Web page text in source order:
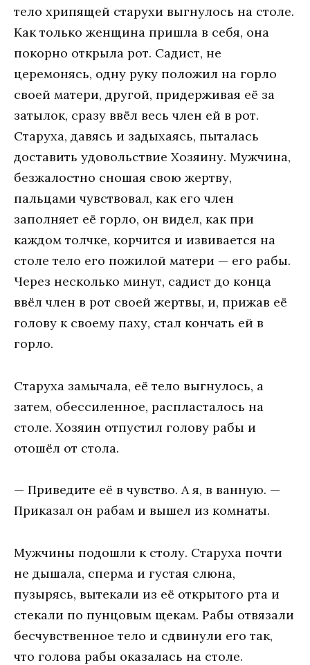
тело хрипящей старухи выгнулось на столе.
Как только женщина пришла в себя, она
покорно открыла рот. Садист, не
церемонясь, одну руку положил на горло
своей матери, другой, придерживая её за
затылок, сразу ввёл весь член ей в рот.
Старуха, давясь и задыхаясь, пыталась
доставить удовольствие Хозяину. Мужчина,
безжалостно сношая свою жертву,
пальцами чувствовал, как его член
заполняет её горло, он видел, как при
каждом толчке, корчится и извивается на
столе тело его пожилой матери — его рабы.
Через несколько минут, садист до конца
ввёл член в рот своей жертвы, и, прижав её
голову к своему паху, стал кончать ей в
горло.
Старуха замычала, её тело выгнулось, а
затем, обессиленное, распласталось на
столе. Хозяин отпустил голову рабы и
отошёл от стола.
— Приведите её в чувство. А я, в ванную. —
Приказал он рабам и вышел из комнаты.
Мужчины подошли к столу. Старуха почти
не дышала, сперма и густая слюна,
пузырясь, вытекали из её открытого рта и
стекали по пунцовым щекам. Рабы отвязали
бесчувственное тело и сдвинули его так,
что голова рабы оказалась на столе.